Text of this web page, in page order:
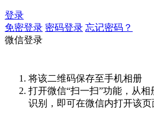
登录
免密登录 密码登录 忘记密码？
微信登录
将该二维码保存至手机相册
打开微信“扫一扫”功能，从
识别，即可在微信内打开该页